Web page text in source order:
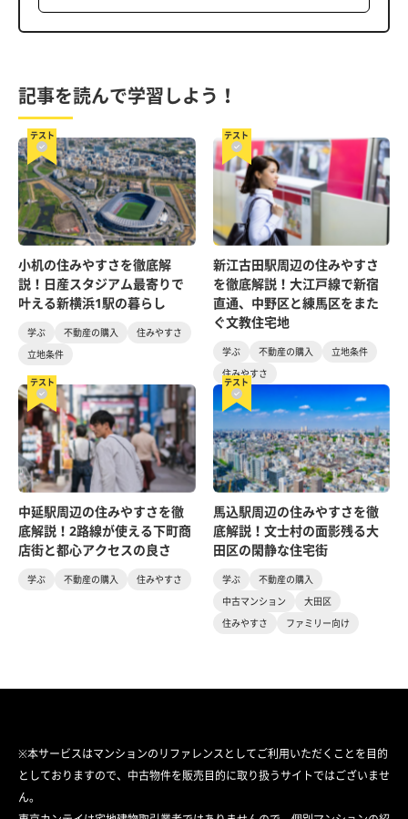
記事を読んで学習しよう！
テスト
小机の住みやすさを徹底解
説！日産スタジアム最寄りで
叶える新横浜1駅の暮らし
学ぶ 不動産の購入
住みやすさ
立地条件
テスト
新江古田駅周辺の住みやすさ
を徹底解説！大江戸線で新宿
直通、中野区と練馬区をまた
ぐ文教住宅地
学ぶ 不動産の購入
立地条件
住みやすさ
テスト
中延駅周辺の住みやすさを徹
底解説！2路線が使える下町商
店街と都心アクセスの良さ
学ぶ 不動産の購入 住みやすさ
テスト
馬込駅周辺の住みやすさを徹
底解説！文士村の面影残る大
田区の閑静な住宅街
学ぶ
不動産の購入
中古マンション
大田区
住みやすさ
ファミリー向け
※本サービスはマンションのリファレンスとしてご利用いただくことを目的
としておりますので、中古物件を販売目的に取り扱うサイトではございませ
ん。